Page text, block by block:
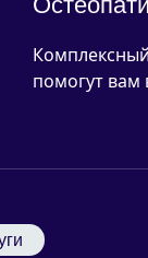
помогут вам